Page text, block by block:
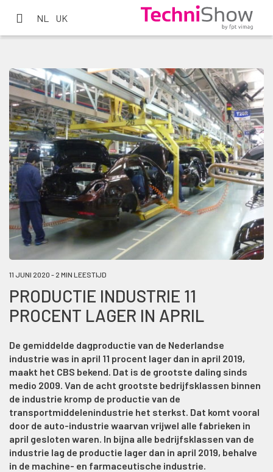
NL UK
11 JUNI 2020 - 2 MIN LEESTIJD
PRODUCTIE INDUSTRIE 11
PROCENT LAGER IN APRIL
De gemiddelde dagproductie van de Nederlandse
industrie was in april 11 procent lager dan in april 2019,
maakt het CBS bekend. Dat is de grootste daling sinds
medio 2009. Van de acht grootste bedrijfsklassen binnen
de industrie kromp de productie van de
transportmiddelenindustrie het sterkst. Dat komt vooral
door de auto-industrie waarvan vrijwel alle fabrieken in
april gesloten waren. In bijna alle bedrijfsklassen van de
industrie lag de productie lager dan in april 2019, behalve
in de machine- en farmaceutische industrie.